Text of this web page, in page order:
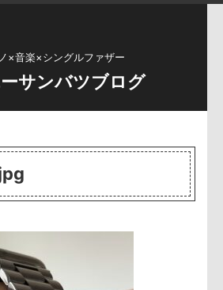
×音楽×シングルファザー
サンバツブログ